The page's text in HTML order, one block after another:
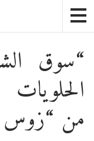
“سوق
الحلويات
من